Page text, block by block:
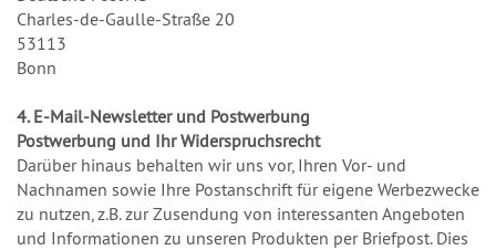
Charles-de-Gaulle-Straße 20
53113
Bonn
4. E-Mail-Newsletter und Postwerbung
Postwerbung und Ihr Widerspruchsrecht
Darüber hinaus behalten wir uns vor, Ihren Vor- und
Nachnamen sowie Ihre Postanschrift für eigene Werbezwecke
zu nutzen, z.B. zur Zusendung von interessanten Angeboten
und Informationen zu unseren Produkten per Briefpost. Dies